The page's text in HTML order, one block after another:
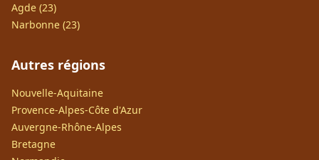
Agde (23)
Narbonne (23)
Autres régions
Nouvelle-Aquitaine
Provence-Alpes-Côte d'Azur
Auvergne-Rhône-Alpes
Bretagne